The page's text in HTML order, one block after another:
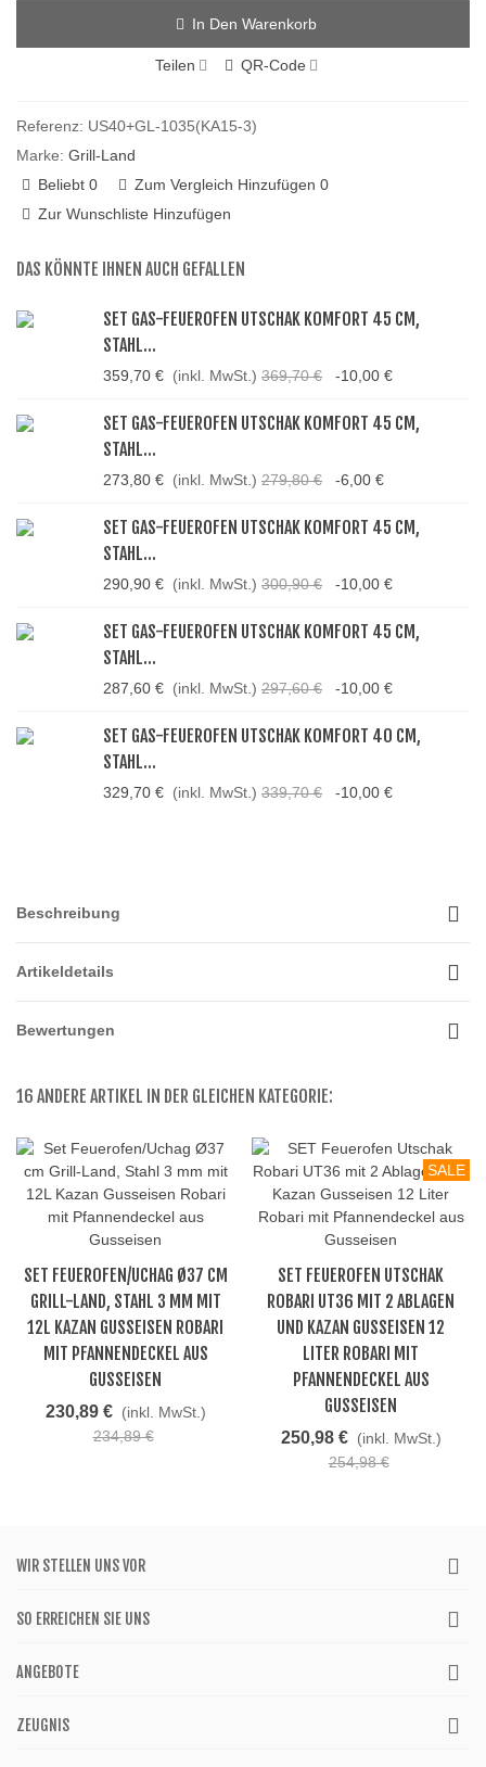
In Den Warenkorb
Teilen QR-Code
Referenz: US40+GL-1035(KA15-3)
Marke: Grill-Land
Beliebt 0 Zum Vergleich Hinzufügen 0
Zur Wunschliste Hinzufügen
DAS KÖNNTE IHNEN AUCH GEFALLEN
SET GAS-FEUEROFEN UTSCHAK KOMFORT 45 CM,
STAHL...
359,70 € (inkl. MwSt.) 369,70 € -10,00 €
SET GAS-FEUEROFEN UTSCHAK KOMFORT 45 CM,
STAHL...
273,80 € (inkl. MwSt.) 279,80 € -6,00 €
SET GAS-FEUEROFEN UTSCHAK KOMFORT 45 CM,
STAHL...
290,90 € (inkl. MwSt.) 300,90 € -10,00 €
SET GAS-FEUEROFEN UTSCHAK KOMFORT 45 CM,
STAHL...
287,60 € (inkl. MwSt.) 297,60 € -10,00 €
SET GAS-FEUEROFEN UTSCHAK KOMFORT 40 CM,
STAHL...
329,70 € (inkl. MwSt.) 339,70 € -10,00 €
Beschreibung
Artikeldetails
Bewertungen
16 ANDERE ARTIKEL IN DER GLEICHEN KATEGORIE:
SET FEUEROFEN/UCHAG Ø37 CM
GRILL-LAND, STAHL 3 MM MIT
12L KAZAN GUSSEISEN ROBARI
MIT PFANNENDECKEL AUS
GUSSEISEN
230,89 € (inkl. MwSt.)
234,89 €
SALE
SET FEUEROFEN UTSCHAK
ROBARI UT36 MIT 2 ABLAGEN
UND KAZAN GUSSEISEN 12
LITER ROBARI MIT
PFANNENDECKEL AUS
GUSSEISEN
250,98 € (inkl. MwSt.)
254,98 €
WIR STELLEN UNS VOR
SO ERREICHEN SIE UNS
ANGEBOTE
ZEUGNIS